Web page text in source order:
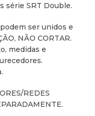
série SRT Double.
ser unidos e
NÃO CORTAR.
medidas e
REDES